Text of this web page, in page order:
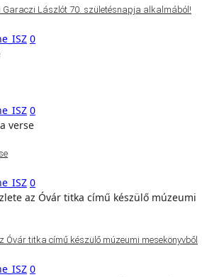
Garaczi Lászlót 70. születésnapja alkalmából!
0
0
0
Óvár titka című készülő múzeumi mesekönyvből
0